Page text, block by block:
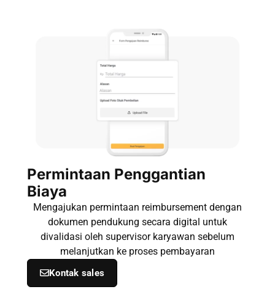
Permintaan Penggantian
Biaya
Mengajukan permintaan reimbursement dengan
dokumen pendukung secara digital untuk
divalidasi oleh supervisor karyawan sebelum
melanjutkan ke proses pembayaran
Kontak sales